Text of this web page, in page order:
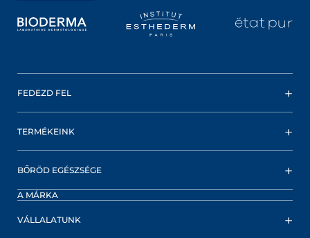
FEDEZD FEL
TERMÉKEINK
BŐRÖD EGÉSZSÉGE
A MÁRKA
VÁLLALATUNK